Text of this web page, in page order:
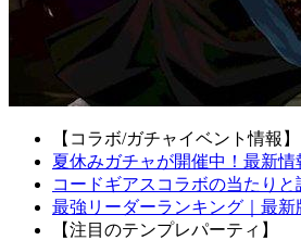
【コラボ/ガチャイベント情報】
夏休みガチャが開催中！最新情
コードギアスコラボの当たりと
最強リーダーランキング｜最新
【注目のテンプレパーティ】